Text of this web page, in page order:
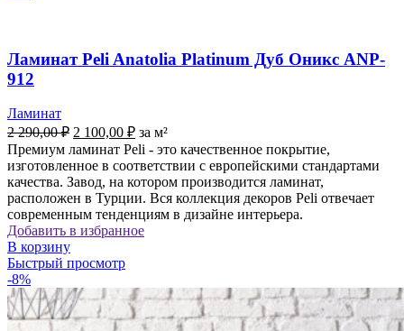
Ламинат Peli Anatolia Platinum Дуб Оникс ANP-
912
Ламинат
2 290,00₽ Первоначальная
цена
составляла
2
290,00 ₽.
2 100,00 ₽Текущая
цена:
2
100,00 ₽.
за м²
Премиум ламинат Peli - это качественное покрытие,
изготовленное в соответствии с европейскими стандартами
качества. Завод, на котором производится ламинат,
расположен в Турции. Вся коллекция декоров Peli отвечает
современным тенденциям в дизайне интерьера.
Добавить в избранное
В корзину
Быстрый просмотр
-8%